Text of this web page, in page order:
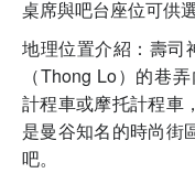
桌席與吧台座位可供
地理位置介紹：壽司
（Thong Lo）的巷
計程車或摩托計程車
是曼谷知名的時尚街
吧。